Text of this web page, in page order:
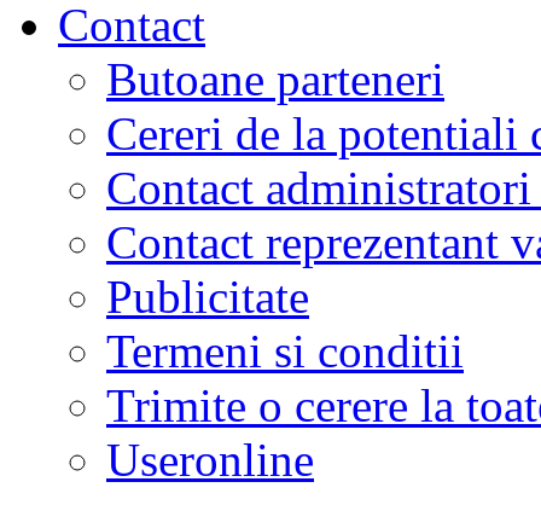
Contact
Butoane parteneri
Cereri de la potentiali
Contact
Contact reprezentant
Publicitate
Termeni si conditii
Trimite o cerere la
Useronline